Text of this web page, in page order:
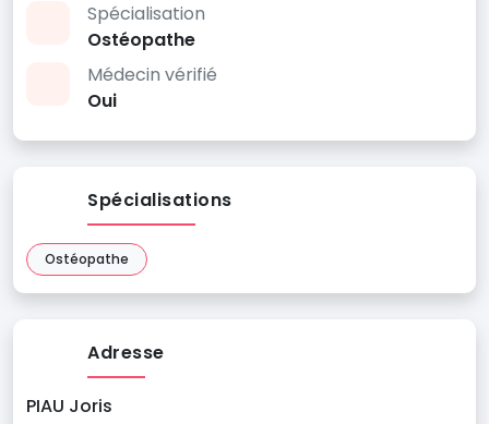
Spécialisation
Ostéopathe
Médecin vérifié
Oui
Spécialisations
Ostéopathe
Adresse
PIAU Joris